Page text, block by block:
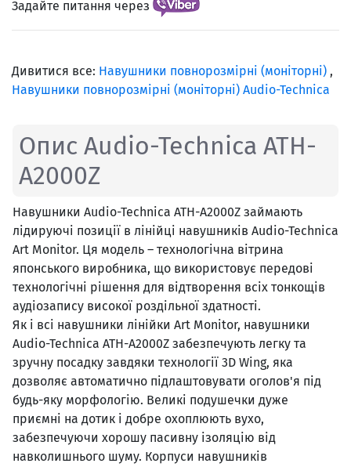
Задайте питання через
Дивитися все: Навушники повнорозмірні (моніторні) ,
Навушники повнорозмірні (моніторні) Audio-Technica
Опис Audio-Technica ATH-
A2000Z
Навушники Audio-Technica ATH-A2000Z займають
лідируючі позиції в лінійці навушників Audio-Technica
Art Monitor. Ця модель – технологічна вітрина
японського виробника, що використовує передові
технологічні рішення для відтворення всіх тонкощів
аудіозапису високої роздільної здатності.
Як і всі навушники лінійки Art Monitor, навушники
Audio-Technica ATH-A2000Z забезпечують легку та
зручну посадку завдяки технології 3D Wing, яка
дозволяє автоматично підлаштовувати оголов'я під
будь-яку морфологію. Великі подушечки дуже
приємні на дотик і добре охоплюють вухо,
забезпечуючи хорошу пасивну ізоляцію від
навколишнього шуму. Корпуси навушників